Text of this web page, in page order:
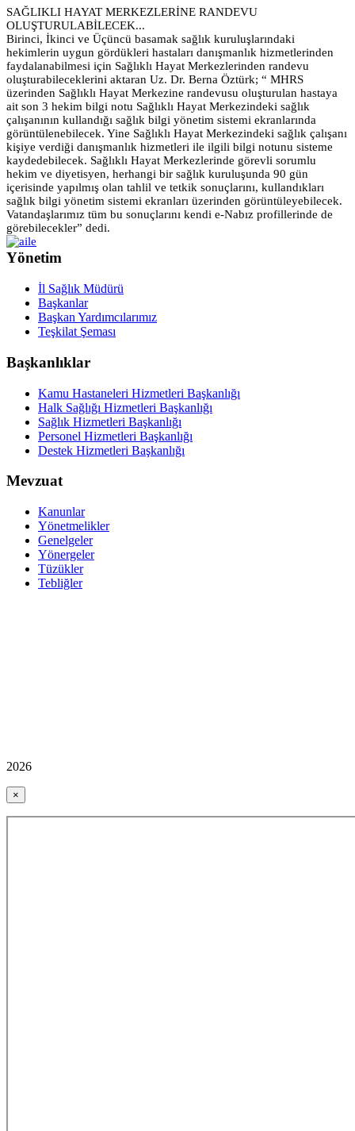
SAĞLIKLI HAYAT MERKEZLERİNE RANDEVU
OLUŞTURULABİLECEK...
Birinci, İkinci ve Üçüncü basamak sağlık kuruluşlarındaki
hekimlerin uygun gördükleri hastaları danışmanlık hizmetlerinden
faydalanabilmesi için Sağlıklı Hayat Merkezlerinden randevu
oluşturabileceklerini aktaran Uz. Dr. Berna Öztürk; “ MHRS
üzerinden Sağlıklı Hayat Merkezine randevusu oluşturulan hastaya
ait son 3 hekim bilgi notu Sağlıklı Hayat Merkezindeki sağlık
çalışanının kullandığı sağlık bilgi yönetim sistemi ekranlarında
görüntülenebilecek. Yine Sağlıklı Hayat Merkezindeki sağlık çalışanı
kişiye verdiği danışmanlık hizmetleri ile ilgili bilgi notunu sisteme
kaydedebilecek. Sağlıklı Hayat Merkezlerinde görevli sorumlu
hekim ve diyetisyen, herhangi bir sağlık kuruluşunda 90 gün
içerisinde yapılmış olan tahlil ve tetkik sonuçlarını, kullandıkları
sağlık bilgi yönetim sistemi ekranları üzerinden görüntüleyebilecek.
Vatandaşlarımız tüm bu sonuçlarını kendi e-Nabız profillerinde de
görebilecekler” dedi.
Yönetim
İl Sağlık Müdürü
Başkanlar
Başkan Yardımcılarımız
Teşkilat Şeması
Başkanlıklar
Kamu Hastaneleri Hizmetleri Başkanlığı
Halk Sağlığı Hizmetleri Başkanlığı
Sağlık Hizmetleri Başkanlığı
Personel Hizmetleri Başkanlığı
Destek Hizmetleri Başkanlığı
Mevzuat
Kanunlar
Yönetmelikler
Genelgeler
Yönergeler
Tüzükler
Tebliğler
2026
×